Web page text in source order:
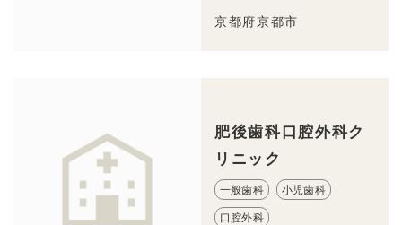
京都府京都市
肥後歯科口腔外科ク
リニック
一般歯科 小児歯科
口腔外科